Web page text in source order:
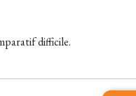
difficile.